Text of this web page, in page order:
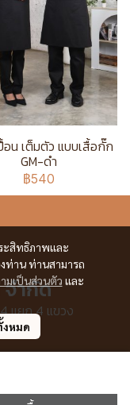
อน เต็มตัว แบบเสื้อกั๊ก
GM-ดำ
฿540
ะสิทธิภาพและ
ท่าน ท่านสามารถ
มเป็นส่วนตัว และ
หมด
จำกัด
แยก 4 แขวง